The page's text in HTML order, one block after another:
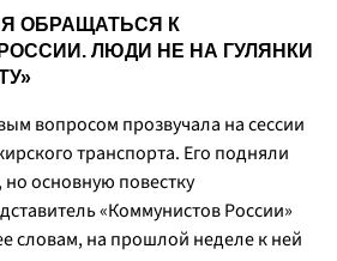
ОБРАЩАТЬСЯ К
ЛЮДИ НЕ НА ГУЛЯНКИ
вопросом прозвучала на сессии
транспорта. Его подняли
но основную повестку
«Коммунистов России»
словам, на прошлой неделе к ней